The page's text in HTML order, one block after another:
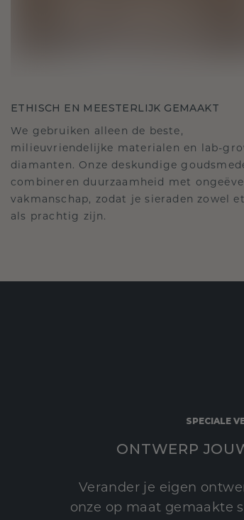
ETHISCH EN MEESTERLIJK GEMAAKT
We gebruiken alleen de beste,
milieuvriendelijke materialen en lab-
diamanten. Onze deskundige
combineren duurzaamheid met
vakmanschap, zodat je sieraden zowel
als prachtig zijn.
SPECIALE
ONTWERP
Verander je eigen
onze op maat gemaakte